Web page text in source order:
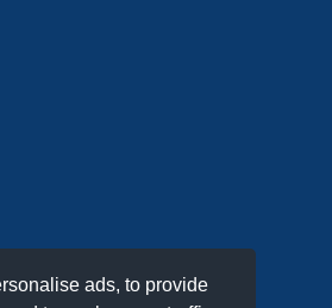
ads, to provide